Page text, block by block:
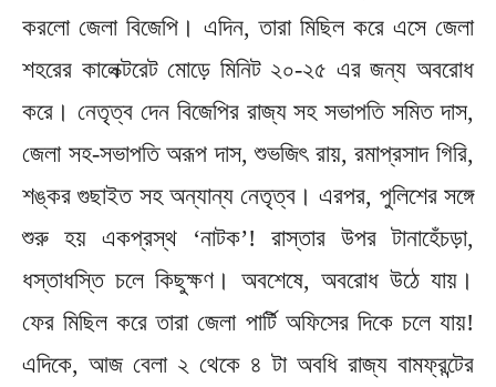
করলো জেলা বিজেপি। এদিন, তারা মিছিল করে এসে জেলা
শহরের কালেক্টরেট মোড়ে মিনিট ২০-২৫ এর জন্য অবরোধ
করে। নেতৃত্ব দেন বিজেপির রাজ্য সহ সভাপতি সমিত দাস,
জেলা সহ-সভাপতি অরূপ দাস, শুভজিৎ রায়, রমাপ্রসাদ গিরি,
শঙ্কর গুছাইত সহ অন্যান্য নেতৃত্ব। এরপর, পুলিশের সঙ্গে
শুরু হয় একপ্রস্থ ‘নাটক’! রাস্তার উপর টানাহেঁচড়া,
ধস্তাধস্তি চলে কিছুক্ষণ। অবশেষে, অবরোধ উঠে যায়।
ফের মিছিল করে তারা জেলা পার্টি অফিসের দিকে চলে যায়!
এদিকে, আজ বেলা ২ থেকে ৪ টা অবধি রাজ্য বামফ্রন্টের